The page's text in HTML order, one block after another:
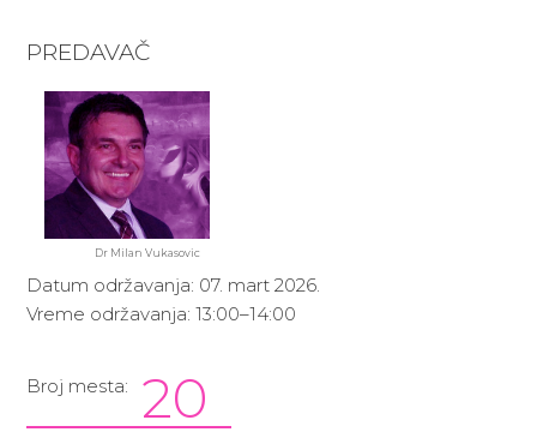
PREDAVAČ
Dr Milan Vukasovic
Datum održavanja: 07. mart 2026.
Vreme održavanja: 13:00–14:00
Broj mesta: 20